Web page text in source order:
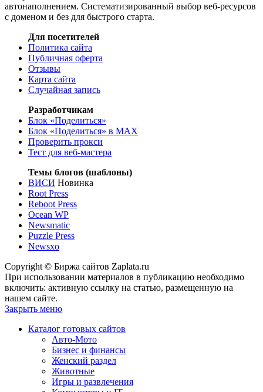
автонаполнением. Систематизированный выбор веб-ресурсов
с доменом и без для быстрого старта.
Для посетителей
Политика сайта
Публичная оферта
Отзывы
Карта сайта
Случайная запись
Разработчикам
Блок «Поделиться»
Блок «Поделиться» в MAX
Проверить прокси
Тест для веб-мастера
Темы блогов (шаблоны)
ВИСИ Новинка
Root Press
Reboot Press
Ocean WP
Newsmatic
Puzzle Press
Newsxo
Copyright © Биржа сайтов Zaplata.ru
При использовании материалов в публикацию необходимо
включить: активную ссылку на статью, размещенную на
нашем сайте.
Закрыть меню
Каталог готовых сайтов
Авто-Мото
Бизнес и финансы
Женский раздел
Животные
Игры и развлечения